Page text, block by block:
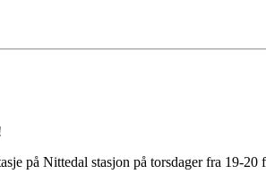
på Nittedal stasjon på torsdager fra 19-